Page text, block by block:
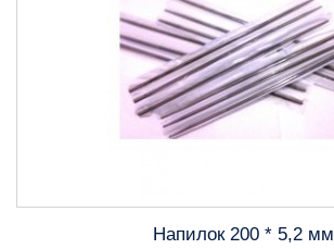
Напилок 200 * 5,2 мм